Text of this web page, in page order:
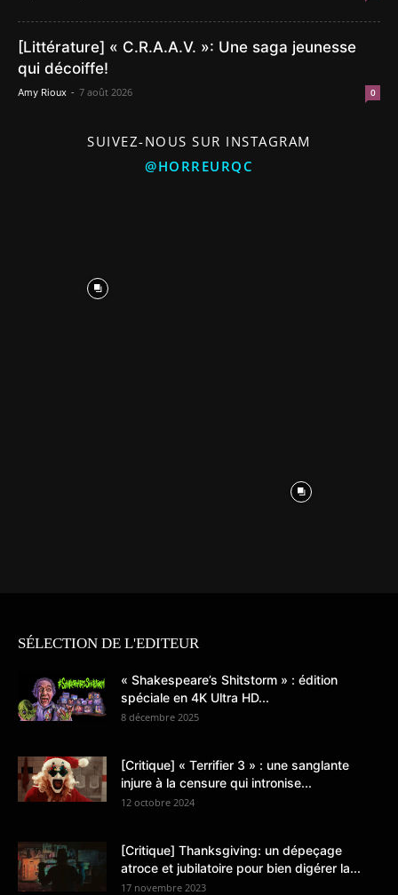
[Littérature] « C.R.A.A.V. »: Une saga jeunesse
qui décoiffe!
Amy Rioux - 7 août 2026 0
SUIVEZ-NOUS SUR INSTAGRAM
@HORREURQC
SÉLECTION DE L'EDITEUR
« Shakespeare’s Shitstorm » : édition
spéciale en 4K Ultra HD...
8 décembre 2025
[Critique] « Terrifier 3 » : une sanglante
injure à la censure qui intronise...
12 octobre 2024
[Critique] Thanksgiving: un dépeçage
atroce et jubilatoire pour bien digérer la...
17 novembre 2023